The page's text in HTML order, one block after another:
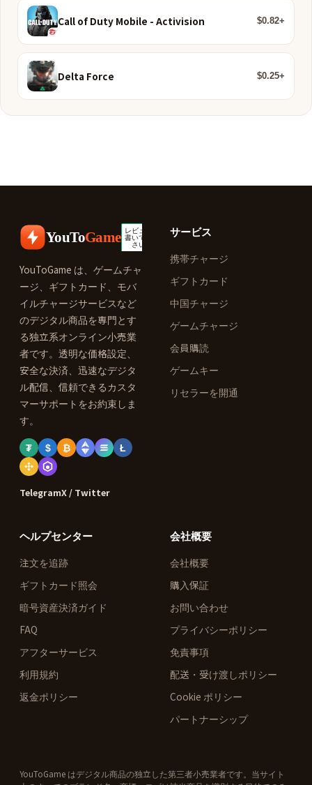
Call of Duty Mobile - Activision $0.82+
Delta Force $0.25+
YouToGame
YouToGame は、ゲームチャ
ージ、ギフトカード、モバ
イルチャージサービスなど
のデジタル商品を専門とす
る独立系オンライン小売業
者です。透明な価格設定、
安全な決済、迅速なデジタ
ル配信、信頼できるカスタ
マーサポートをお約束しま
す。
₮ $ ₿ Ł
TelegramX / Twitter
サービス
携帯チャージ
ギフトカード
中国チャージ
ゲームチャージ
会員購読
ゲームキー
リセラーを開通
ヘルプセンター
注文を追跡
ギフトカード照会
暗号資産決済ガイド
FAQ
アフターサービス
利用規約
返金ポリシー
会社概要
会社概要
購入保証
お問い合わせ
プライバシーポリシー
免責事項
配送・受け渡しポリシー
Cookie ポリシー
パートナーシップ
YouToGame はデジタル商品の独立した第三者小売業者です。当サイト